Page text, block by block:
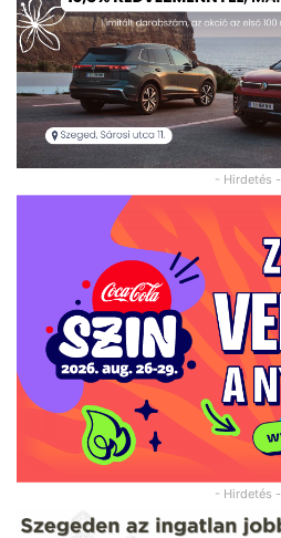
- Hirdetés -
- Hirdetés -